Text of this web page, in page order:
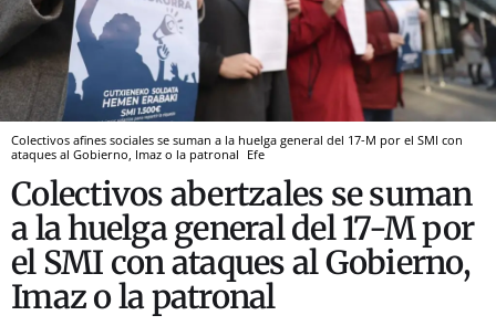
Colectivos afines sociales se suman a la huelga general del 17-M por el SMI con
ataques al Gobierno, Imaz o la patronal Efe
Colectivos abertzales se suman
a la huelga general del 17-M por
el SMI con ataques al Gobierno,
Imaz o la patronal